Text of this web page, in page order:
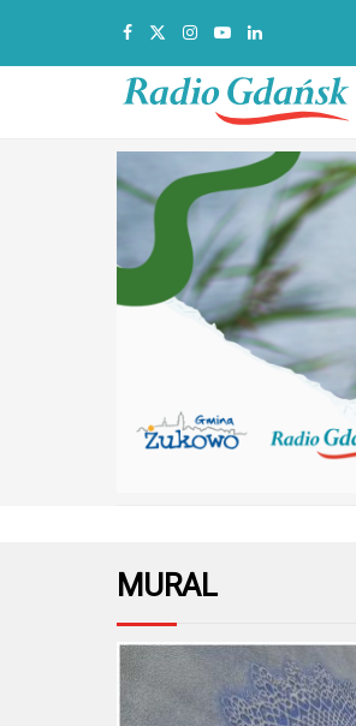
MURAL